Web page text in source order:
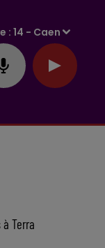
:14 - Caen
Terra